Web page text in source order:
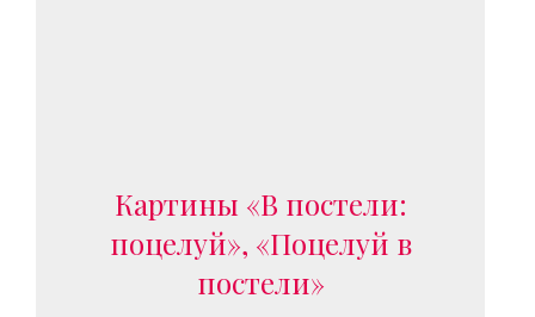
Картины «В постели:
поцелуй», «Поцелуй в
постели»